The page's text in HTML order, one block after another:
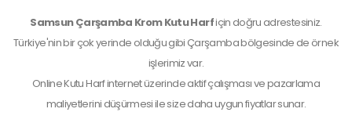
Samsun Çarşamba Krom Kutu Harfiçin doğru adrestesiniz.
Türkiye'nin bir çok yerinde olduğu gibi Çarşamba bölgesinde de örnek
işlerimiz var.
Online Kutu Harf internet üzerinde aktif çalışması ve pazarlama
maliyetlerini düşürmesi ile size daha uygun fiyatlar sunar.